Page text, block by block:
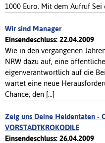
1000 Euro. Mit dem Aufruf Sei
Wir sind Manager
Einsendeschluss: 22.04.2009
Wie in den vergangenen
NRW dazu auf, eine
eigenverantwortlich auf die
wartet eine neue
Chance, den [...]
Zeig uns Deine Heldentaten -
VORSTADTKROKODILE
Einsendeschluss: 26.04.2009